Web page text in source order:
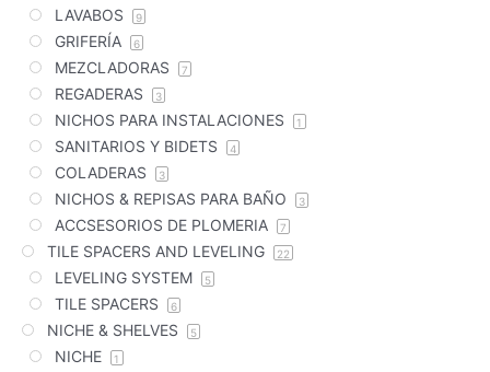
LAVABOS 9
GRIFERÍA 6
MEZCLADORAS 7
REGADERAS 3
NICHOS PARA INSTALACIONES 1
SANITARIOS Y BIDETS 4
COLADERAS 3
NICHOS & REPISAS PARA BAÑO 3
ACCSESORIOS DE PLOMERIA 7
TILE SPACERS AND LEVELING 22
LEVELING SYSTEM 5
TILE SPACERS 6
NICHE & SHELVES 5
NICHE 1